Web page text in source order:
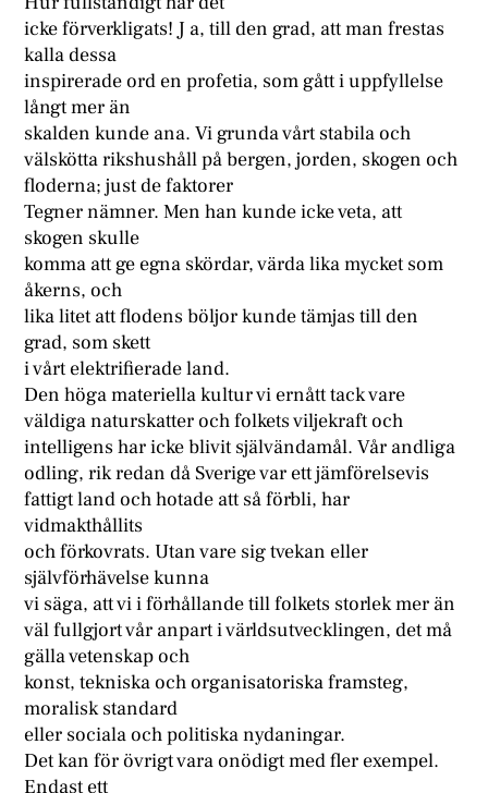
icke förverkligats! J a, till den grad, att man frestas
kalla dessa
inspirerade ord en profetia, som gått i uppfyllelse
långt mer än
skalden kunde ana. Vi grunda vårt stabila och
välskötta rikshushåll på bergen, jorden, skogen och
floderna; just de faktorer
Tegner nämner. Men han kunde icke veta, att
skogen skulle
komma att ge egna skördar, värda lika mycket som
åkerns, och
lika litet att flodens böljor kunde tämjas till den
grad, som skett
i vårt elektrifierade land.
Den höga materiella kultur vi ernått tack vare
väldiga naturskatter och folkets viljekraft och
intelligens har icke blivit självändamål. Vår andliga
odling, rik redan då Sverige var ett jämförelsevis
fattigt land och hotade att så förbli, har
vidmakthållits
och förkovrats. Utan vare sig tvekan eller
självförhävelse kunna
vi säga, att vi i förhållande till folkets storlek mer än
väl fullgjort vår anpart i världsutvecklingen, det må
gälla vetenskap och
konst, tekniska och organisatoriska framsteg,
moralisk standard
eller sociala och politiska nydaningar.
Det kan för övrigt vara onödigt med fler exempel.
Endast ett